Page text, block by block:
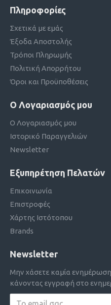
Πληροφορίες
Σχετικά με εμάς
Έξοδα Αποστολής
Τρόποι Πληρωμής
Πολιτική Απορρήτου
Όροι και Προϋποθέσεις
Ο Λογαριασμός μου
Ο Λογαριασμός μου
Ιστορικό Παραγγελιών
Newsletter
Εξυπηρέτηση Πελατών
Επικοινωνία
Επιστροφές
Χάρτης Ιστότοπου
Brands
Newsletter
Μην χάσετε καμία
κάνοντας εγγραφή στο